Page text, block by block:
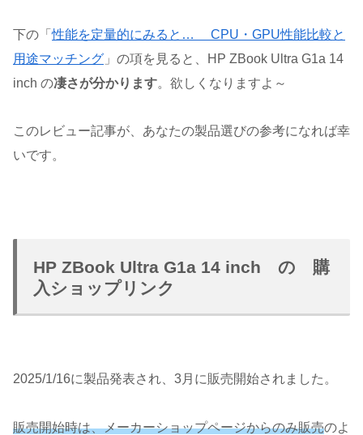
下の「性能を定量的にみると… CPU・GPU性能比較と
用途マッチング 」の項を見ると、HP ZBook Ultra G1a 14
inch の凄さが分かります。欲しくなりますよ～
このレビュー記事が、あなたの製品選びの参考になれば幸
いです。
HP ZBook Ultra G1a 14 inch の 購
入ショップリンク
2025/1/16に製品発表され、3月に販売開始されました。
販売開始時は、メーカーショップページからのみ販売のよ